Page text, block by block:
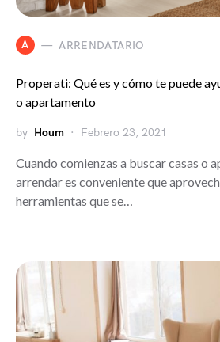
A ARRENDATARIO
Properati: Qué es y cómo te puede
o apartamento
by Houm Febrero 23, 2021
Cuando comienzas a buscar casas o
arrendar es conveniente que
herramientas que se…